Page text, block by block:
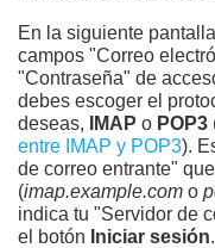
En la siguiente
campos "Correo
"Contraseña" de
debes escoger el
deseas,
IMAP o POP3
entre IMAP y POP3).
de correo entrante"
(imap.example.com o
indica tu "Servidor de
el botón Iniciar sesión.